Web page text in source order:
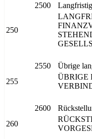
2500
250
2550 Übrige
255
ÜBRIGE
2600
260